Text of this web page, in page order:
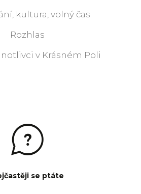
kultura, volný čas
Rozhlas
v Krásném Poli
se ptáte